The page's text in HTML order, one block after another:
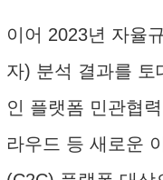
이어 2023년 자율
자) 분석 결과를 토
인 플랫폼 민관협
라우드 등 새로운